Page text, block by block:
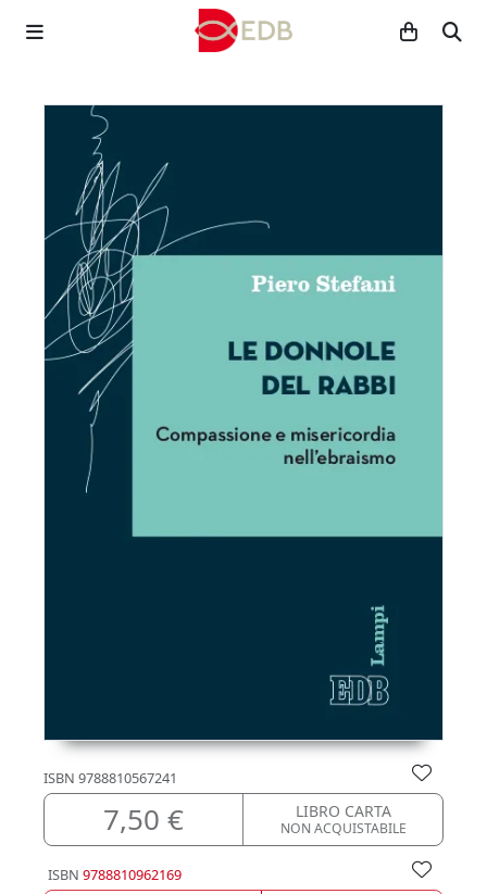
ISBN 9788810567241
7,50 € LIBRO CARTA
NON ACQUISTABILE
ISBN 9788810962169